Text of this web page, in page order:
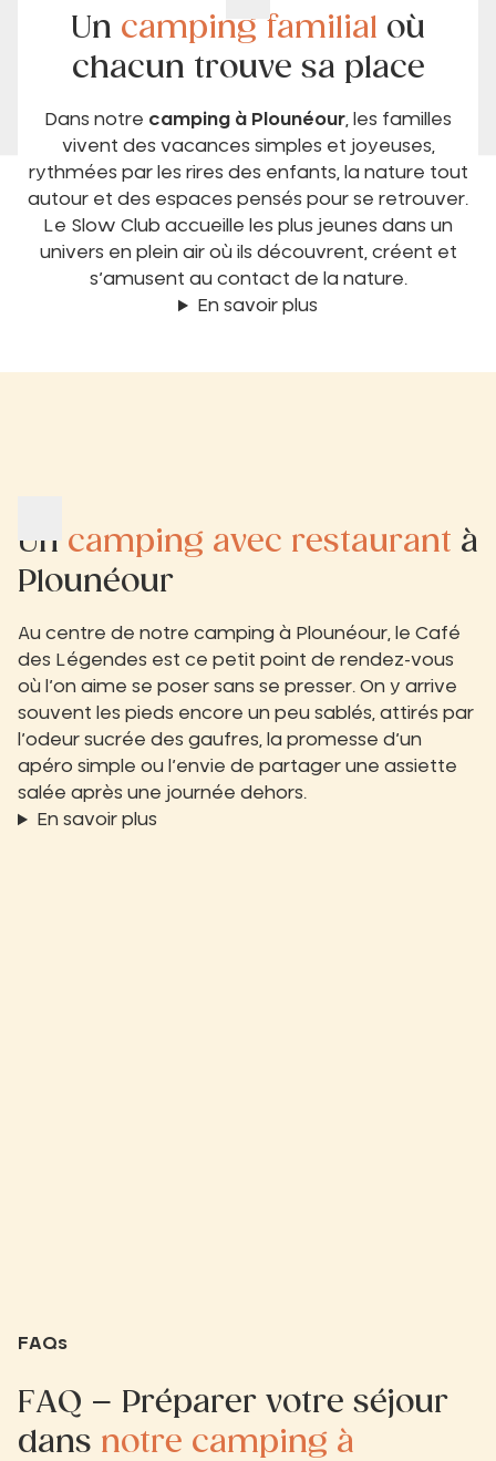
Un camping familial où
chacun trouve sa place
Dans notre camping à Plounéour , les familles
vivent des vacances simples et joyeuses,
rythmées par les rires des enfants, la nature tout
autour et des espaces pensés pour se retrouver.
Le Slow Club accueille les plus jeunes dans un
univers en plein air où ils découvrent, créent et
s’amusent au contact de la nature.
En savoir plus
Un camping avec restaurant à
Plounéour
Au centre de notre camping à Plounéour, le Café
des Légendes est ce petit point de rendez-vous
où l’on aime se poser sans se presser. On y arrive
souvent les pieds encore un peu sablés, attirés par
l’odeur sucrée des gaufres, la promesse d’un
apéro simple ou l’envie de partager une assiette
salée après une journée dehors.
En savoir plus
FAQs
FAQ – Préparer votre séjour
dans notre camping à